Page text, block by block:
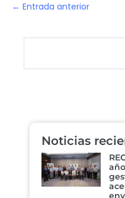
← Entrada anterior
Noticias